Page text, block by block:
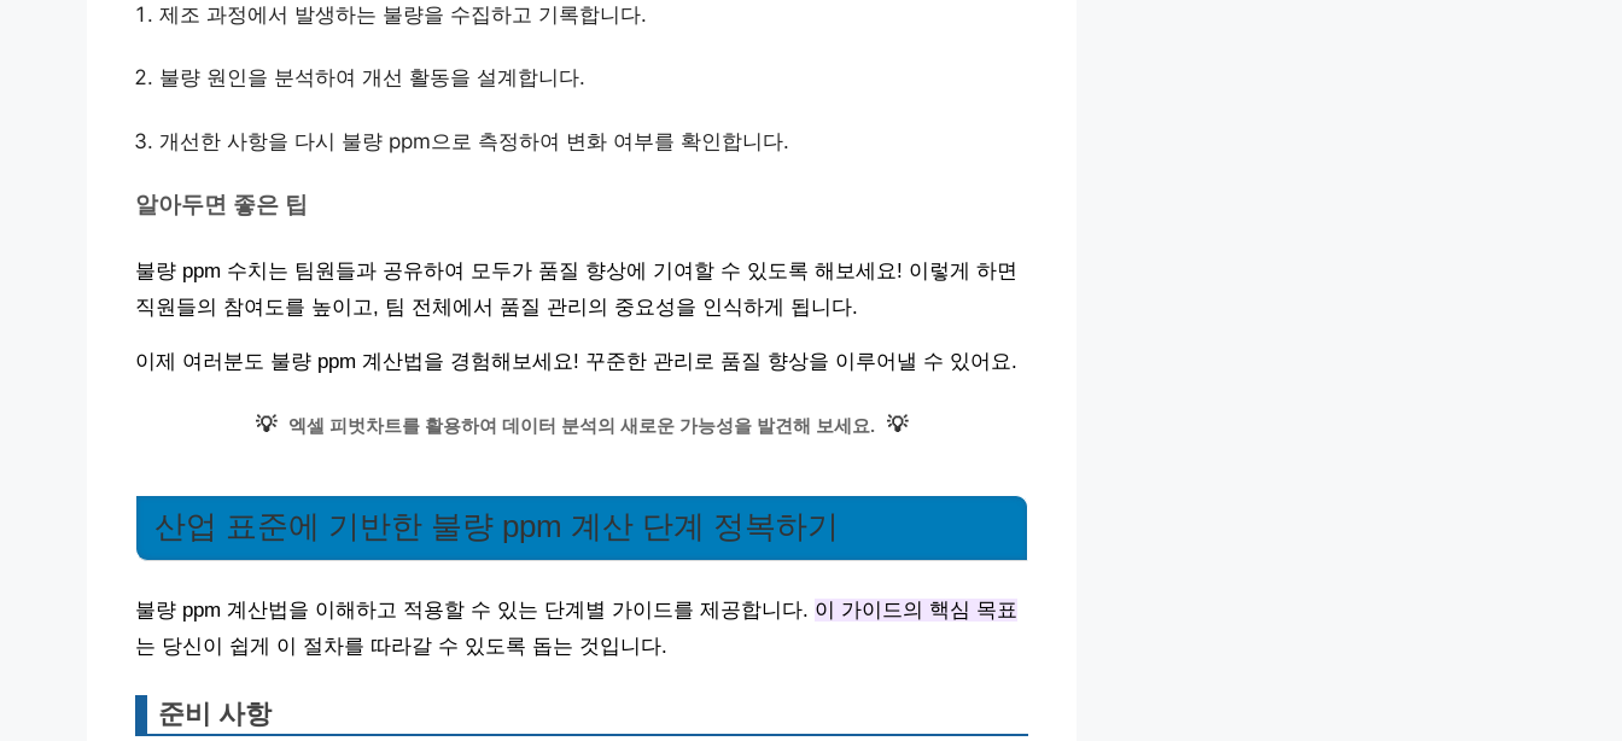
제조 과정에서 발생하는 불량을 수집하고 기록합니다.
불량 원인을 분석하여 개선 활동을 설계합니다.
개선한 사항을 다시 불량 ppm으로 측정하여 변화 여부를 확인합니다.
알아두면 좋은 팁
불량 ppm 수치는 팀원들과 공유하여 모두가 품질 향상에 기여할 수 있도록 해보세요! 이렇게 하면
직원들의 참여도를 높이고, 팀 전체에서 품질 관리의 중요성을 인식하게 됩니다.
이제 여러분도 불량 ppm 계산법을 경험해보세요! 꾸준한 관리로 품질 향상을 이루어낼 수 있어요.
💡 엑셀 피벗차트를 활용하여 데이터 분석의 새로운 가능성을 발견해 보세요. 💡
산업 표준에 기반한 불량 ppm 계산 단계 정복하기
불량 ppm 계산법을 이해하고 적용할 수 있는 단계별 가이드를 제공합니다. 이 가이드의 핵심 목표
는 당신이 쉽게 이 절차를 따라갈 수 있도록 돕는 것입니다.
준비 사항